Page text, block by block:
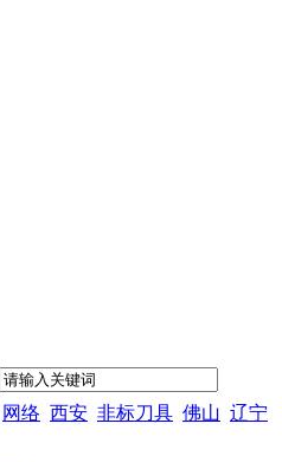
网络 西安 非标刀具 佛山 辽宁